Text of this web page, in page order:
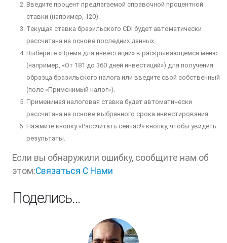
Введите процент предлагаемой справочной процентной
ставки (например, 120).
Текущая ставка бразильского CDI будет автоматически
рассчитана на основе последних данных.
Выберите «Время для инвестиций» в раскрывающемся меню
(например, «От 181 до 360 дней инвестиций») для получения
образца бразильского налога или введите свой собственный
(поле «Применимый налог»).
Применимая налоговая ставка будет автоматически
рассчитана на основе выбранного срока инвестирования.
Нажмите кнопку «Рассчитать сейчас!» кнопку, чтобы увидеть
результаты.
Если вы обнаружили ошибку, сообщите нам об
этом:Связаться С Нами
Поделись…